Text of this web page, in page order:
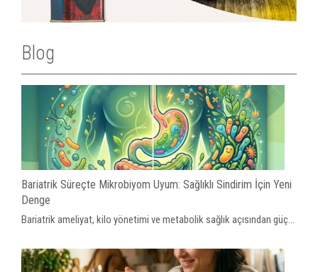
Blog
Bariatrik Süreçte Mikrobiyom Uyum: Sağlıklı Sindirim İçin Yeni
Denge
Bariatrik ameliyat, kilo yönetimi ve metabolik sağlık açısından güç...